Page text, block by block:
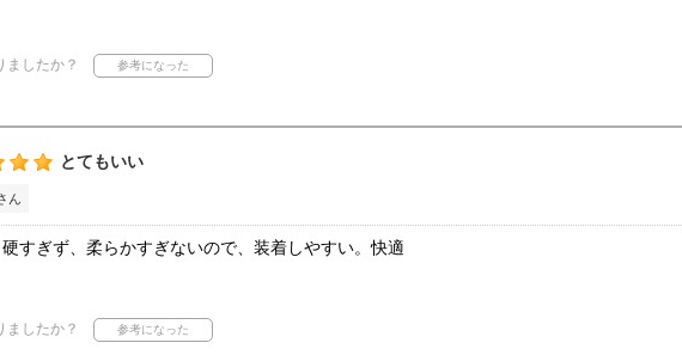
ましたか？
とてもいい
ん
すぎず、柔らかすぎないので、装着しやすい。快適
ましたか？